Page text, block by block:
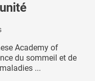
Academy of
du sommeil et de
...